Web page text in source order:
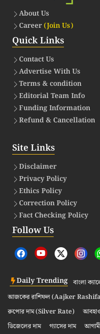
About Us
Career(Join Us)
Quick Links
Contact Us
Advertise With Us
Terms & condition
Editorial Team Info
Funding Information
Refund & Cancellation
Site Links
Disclaimer
Privacy Policy
Ethics Policy
Correction Policy
Fact Checking Policy
Follow Us
Daily Trending বাংলা
আজকের রাশিফল (Aajker
রুপোর দাম (Silver Rate)
ডিজেলের দাম
গ্যাসের দাম